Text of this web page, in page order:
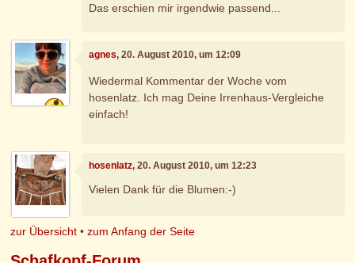
Das erschien mir irgendwie passend...
agnes, 20. August 2010, um 12:09
Wiedermal Kommentar der Woche vom
hosenlatz. Ich mag Deine Irrenhaus-Vergleiche
einfach!
hosenlatz, 20. August 2010, um 12:23
Vielen Dank für die Blumen:-)
zur Übersicht •zum Anfang der Seite